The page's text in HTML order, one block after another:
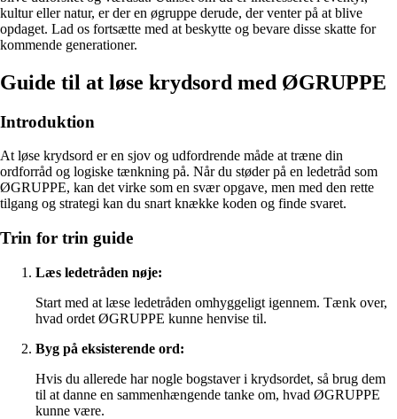
kultur eller natur, er der en øgruppe derude, der venter på at blive
opdaget. Lad os fortsætte med at beskytte og bevare disse skatte for
kommende generationer.
Guide til at løse krydsord med ØGRUPPE
Introduktion
At løse krydsord er en sjov og udfordrende måde at træne din
ordforråd og logiske tænkning på. Når du støder på en ledetråd som
ØGRUPPE, kan det virke som en svær opgave, men med den rette
tilgang og strategi kan du snart knække koden og finde svaret.
Trin for trin guide
Læs ledetråden nøje:
Start med at læse ledetråden omhyggeligt igennem. Tænk over,
hvad ordet ØGRUPPE kunne henvise til.
Byg på eksisterende ord:
Hvis du allerede har nogle bogstaver i krydsordet, så brug dem
til at danne en sammenhængende tanke om, hvad ØGRUPPE
kunne være.